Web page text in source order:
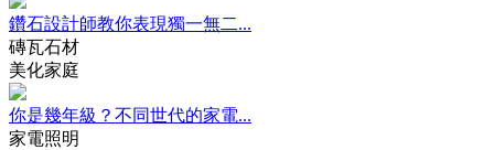
鑽石設計師教你表現獨一無二...
磚瓦石材
美化家庭
你是幾年級？不同世代的家電...
家電照明